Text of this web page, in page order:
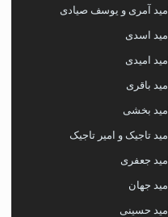
امید آمری و یوسف صیادی
امید اسدی
امید امیدی
امید باقری
امید بخشی
امید تاجیک و امیر تاجیک
امید جعفری
امید جهان
امید حسینی